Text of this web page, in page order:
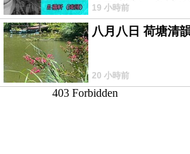
民如親，說的這麼好
19 小時前
八月八日 荷塘清
20 小時前